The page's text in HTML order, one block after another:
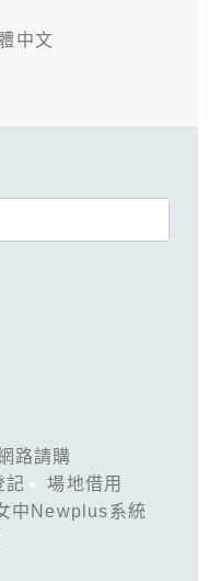
中文
路請購
記
場地借用
中Newplus系統